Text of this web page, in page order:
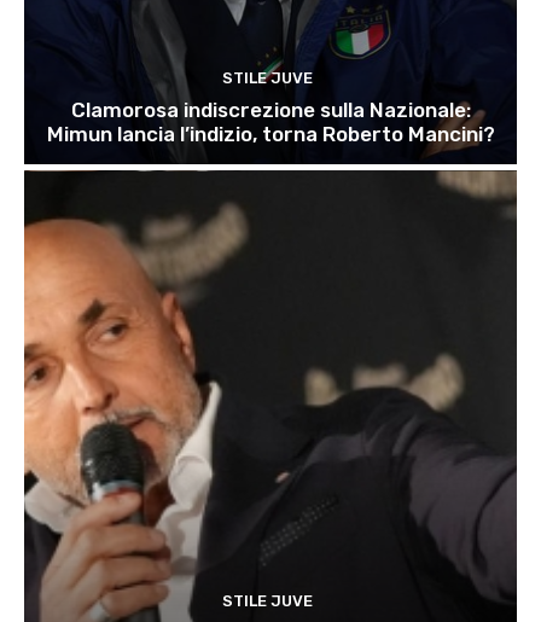
STILE JUVE
Clamorosa indiscrezione sulla Nazionale:
Mimun lancia l’indizio, torna Roberto Mancini?
STILE JUVE